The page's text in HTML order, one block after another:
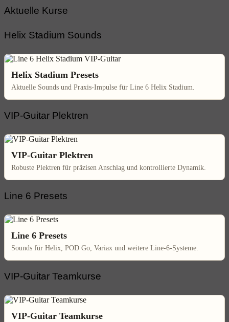
Aktuelle Kurse
Helix Stadium Sounds
Helix Stadium Presets
Aktuelle Sounds und Praxis-Impulse für Line 6 Helix Stadium.
VIP-Guitar Plektren
VIP-Guitar Plektren
Robuste Plektren für präzisen Anschlag und kontrollierte Dynamik.
Line 6 Presets
Line 6 Presets
Sounds für Helix, POD Go, Variax und weitere Line-6-Systeme.
VIP-Guitar Teamkurse
VIP-Guitar Teamkurse